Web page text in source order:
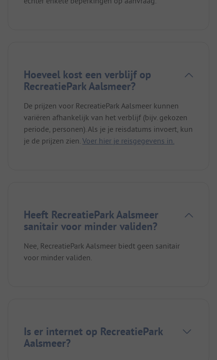
Hoeveel kost een verblijf op
RecreatiePark Aalsmeer?
De prijzen voor RecreatiePark Aalsmeer kunnen
variëren afhankelijk van het verblijf (bijv. gekozen
periode, personen). Als je je reisdatums invoert, kun
je de prijzen zien. Voer hier je reisgegevens in.
Heeft RecreatiePark Aalsmeer
sanitair voor minder validen?
Nee, RecreatiePark Aalsmeer biedt geen sanitair
voor minder validen.
Is er internet op RecreatiePark
Aalsmeer?